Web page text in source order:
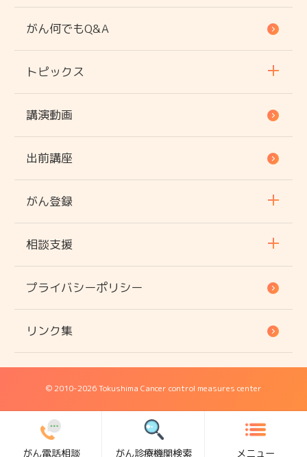
がん電話相談 がん診療機関検索 メニュー
がん何でもQ&A
トピックス
講演動画
出前講座
がん登録
相談支援
プライバシーポリシー
リンク集
© 2010-2026 Tokushima Cancer control measures center